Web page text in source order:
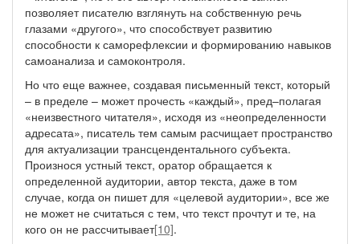
позволяет писателю взглянуть на собственную речь
глазами «другого», что способствует развитию
способности к саморефлексии и формированию навыков
самоанализа и самоконтроля.
Но что еще важнее, создавая письменный текст, который
– в пределе – может прочесть «каждый», пред–полагая
«неизвестного читателя», исходя из «неопределенности
адресата», писатель тем самым расчищает пространство
для актуализации трансцендентального субъекта.
Произнося устный текст, оратор обращается к
определенной аудитории, автор текста, даже в том
случае, когда он пишет для «целевой аудитории», все же
не может не считаться с тем, что текст прочтут и те, на
кого он не рассчитывает[10].